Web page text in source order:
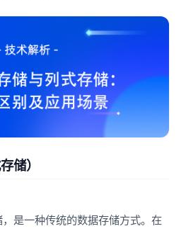
储）
是一种传统的数据存储方式。在